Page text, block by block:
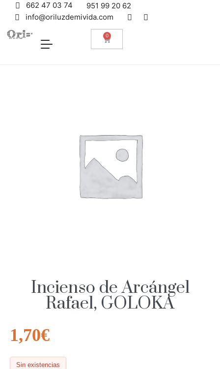
662 47 03 74
951 99 20 62
info@oriluzdemivida.com
0
Incienso de Arcángel
Rafael, GOLOKA
1,70€
Sin existencias